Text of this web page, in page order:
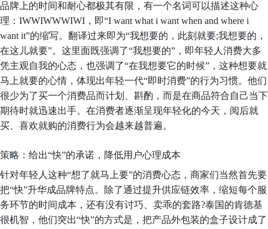
品牌上的时间和耐心都极其有限，有一个名词可以描述这种心
理：IWWIWWWIWI，即“I want what i want when and where i
want it”的缩写。翻译过来即为“我想要的，此刻就要;我想要的，
在这儿就要”。这里面既强调了“我想要的”，即年轻人消费大多
凭主观自我的心态，也强调了“在我想要它的时候”，这种想要就
马上就要的心情，体现出年轻一代“即时消费”的行为习惯。他们
很少为了买一个消费品而计划、斟酌，而是在商品符合自己当下
期待时就迅速出手。在消费者逐渐呈现年轻化的今天，阅后就
买、喜欢就购的消费行为会越来越普遍。
策略：给出“快”的承诺，降低用户心理成本
针对年轻人这种“想了就马上要”的消费心态，商家们当然首先要
把“快”升华成品牌特点。除了通过提升供应链效率，缩短每个服
务环节的时间成本，还有没有讨巧、卖乖的套路?泰国的肯德基
很机智，他们突出“快”的方式是，把产品外包装的盒子设计成了